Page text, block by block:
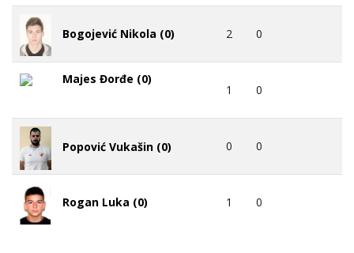
Bogojević Nikola (0) 2 0
Majes Đorđe (0)
1 0
Popović Vukašin (0) 0 0
Rogan Luka (0) 1 0